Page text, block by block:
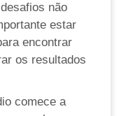
não
estar
encontrar
os resultados
comece a